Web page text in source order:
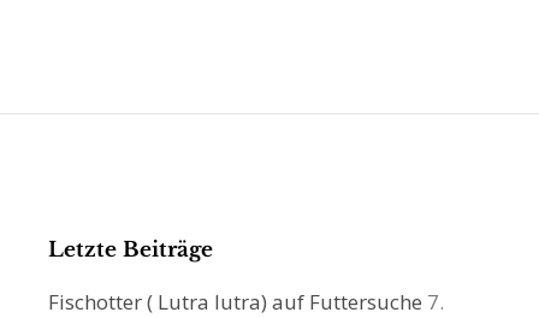
Letzte Beiträge
Fischotter ( Lutra lutra) auf Futtersuche 7.